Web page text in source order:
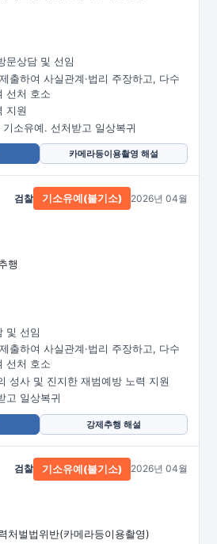
문상담 및 선임
출하여 사실관계·법리 주장하고, 다수
선처 호소
지원
소유예. 선처받고 일상복귀
카메라등이용촬영 해설
행
검찰 기소유예(불기소) 2026년 04월
및 선임
출하여 사실관계·법리 주장하고, 다수
선처 호소
성사 및 진지한 재범예방 노력 지원
고 일상복귀
강제추행 해설
처벌법위반(카메라등이용촬영)
검찰 기소유예(불기소) 2026년 04월